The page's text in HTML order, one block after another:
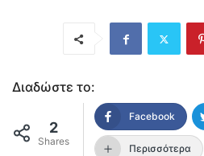
Διαδώστε το:
2
Shares
Facebook
Περισσότερα